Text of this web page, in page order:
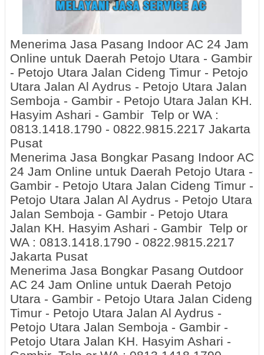
Menerima Jasa Pasang Indoor AC 24 Jam
Online untuk Daerah Petojo Utara - Gambir
- Petojo Utara Jalan Cideng Timur - Petojo
Utara Jalan Al Aydrus - Petojo Utara Jalan
Semboja - Gambir - Petojo Utara Jalan KH.
Hasyim Ashari - Gambir Telp or WA :
0813.1418.1790 - 0822.9815.2217 Jakarta
Pusat
Menerima Jasa Bongkar Pasang Indoor AC
24 Jam Online untuk Daerah Petojo Utara -
Gambir - Petojo Utara Jalan Cideng Timur -
Petojo Utara Jalan Al Aydrus - Petojo Utara
Jalan Semboja - Gambir - Petojo Utara
Jalan KH. Hasyim Ashari - Gambir Telp or
WA : 0813.1418.1790 - 0822.9815.2217
Jakarta Pusat
Menerima Jasa Bongkar Pasang Outdoor
AC 24 Jam Online untuk Daerah Petojo
Utara - Gambir - Petojo Utara Jalan Cideng
Timur - Petojo Utara Jalan Al Aydrus -
Petojo Utara Jalan Semboja - Gambir -
Petojo Utara Jalan KH. Hasyim Ashari -